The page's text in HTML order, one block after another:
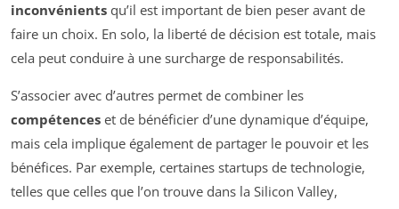
inconvénients qu’il est important de bien peser avant de
faire un choix. En solo, la liberté de décision est totale, mais
cela peut conduire à une surcharge de responsabilités.
S’associer avec d’autres permet de combiner les
compétences et de bénéficier d’une dynamique d’équipe,
mais cela implique également de partager le pouvoir et les
bénéfices. Par exemple, certaines startups de technologie,
telles que celles que l’on trouve dans la Silicon Valley,